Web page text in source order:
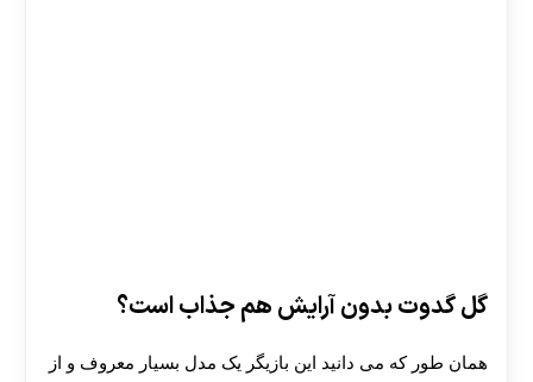
گل گدوت بدون آرایش هم جذاب است؟
همان طور که می دانید این بازیگر یک مدل بسیار معروف و از